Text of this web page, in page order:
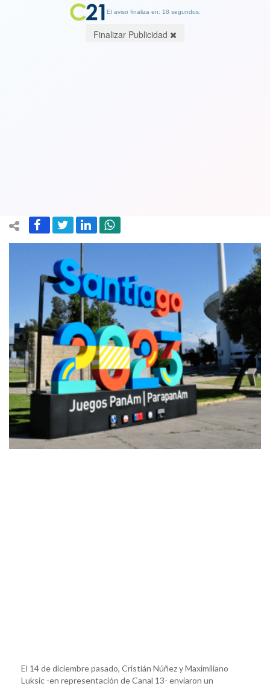
El 14 de diciembre pasado, Cristián Núñez y Maximiliano
Luksic -en representación de Canal 13- enviaron un
El aviso finaliza en: 18 segundos.
Finalizar Publicidad